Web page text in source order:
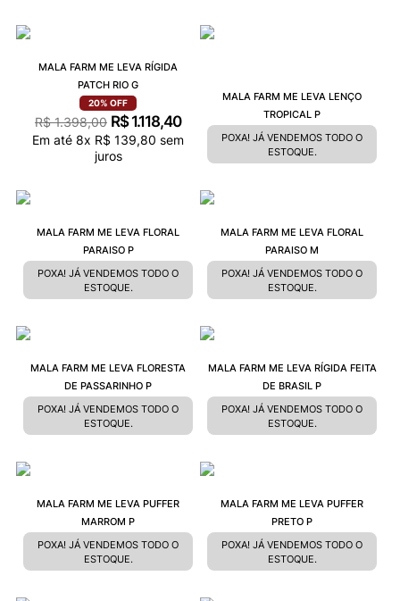
MALA FARM ME LEVA RÍGIDA
PATCH RIO G
20% OFF
R$ 1.398,00 R$ 1.118,40
Em até 8x R$ 139,80 sem
juros
MALA FARM ME LEVA LENÇO
TROPICAL P
POXA! JÁ VENDEMOS TODO O
ESTOQUE.
MALA FARM ME LEVA FLORAL
PARAISO P
POXA! JÁ VENDEMOS TODO O
ESTOQUE.
MALA FARM ME LEVA FLORAL
PARAISO M
POXA! JÁ VENDEMOS TODO O
ESTOQUE.
MALA FARM ME LEVA FLORESTA
DE PASSARINHO P
POXA! JÁ VENDEMOS TODO O
ESTOQUE.
MALA FARM ME LEVA RÍGIDA FEITA
DE BRASIL P
POXA! JÁ VENDEMOS TODO O
ESTOQUE.
MALA FARM ME LEVA PUFFER
MARROM P
POXA! JÁ VENDEMOS TODO O
ESTOQUE.
MALA FARM ME LEVA PUFFER
PRETO P
POXA! JÁ VENDEMOS TODO O
ESTOQUE.